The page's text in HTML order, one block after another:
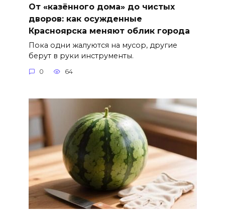
От «казённого дома» до чистых
дворов: как осужденные
Красноярска меняют облик города
Пока одни жалуются на мусор, другие
берут в руки инструменты.
0 64